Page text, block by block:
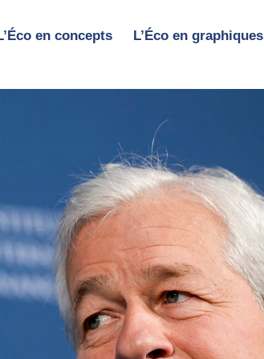
en concepts L’Éco en graphiques